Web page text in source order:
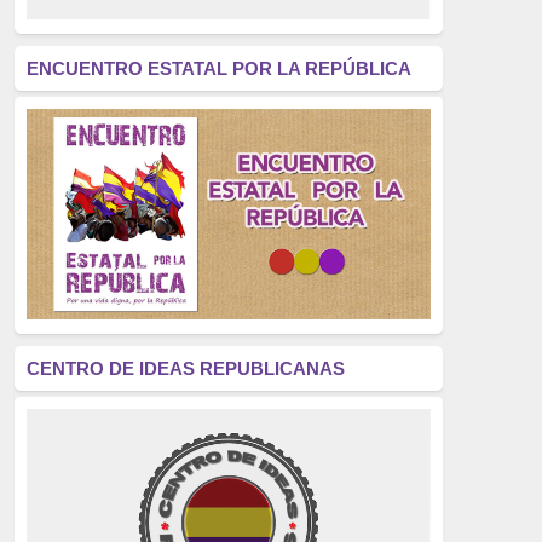
América Latina
(305)
Exhumación
(304)
Golpe de Estado
(304)
Brigadas Internacionales
(303)
pensamiento
(294)
Revisionismo
(289)
La Transición
(275)
educación pública
(270)
La Izquierda
(260)
ENCUENTRO ESTATAL POR LA REPÚBLICA
CENTRO DE IDEAS REPUBLICANAS